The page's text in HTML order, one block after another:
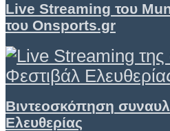
Live Streaming του
του Onsports.gr
Βιντεοσκόπηση
Ελευθερίας